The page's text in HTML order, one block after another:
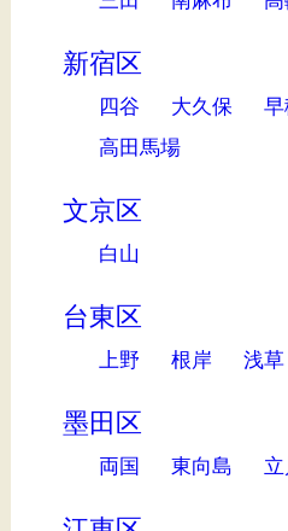
新宿区
四谷 大久保
高田馬場
文京区
白山
台東区
上野 根岸 浅草
墨田区
両国 東向島 立